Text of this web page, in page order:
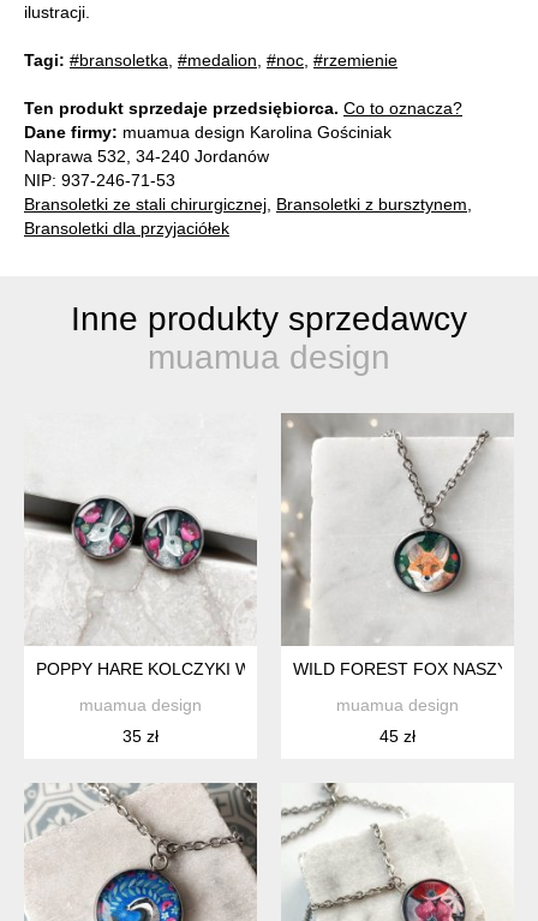
ilustracji.
Tagi: #bransoletka #medalion #noc #rzemienie
Ten produkt sprzedaje przedsiębiorca. Co to oznacza?
Dane firmy: muamua design Karolina Gościniak
Naprawa 532, 34-240 Jordanów
NIP: 937-246-71-53
Bransoletki ze stali chirurgicznej Bransoletki z bursztynem
Bransoletki dla przyjaciółek
Inne produkty sprzedawcy
muamua design
POPPY HARE KOLCZYKI WKRĘTKI NA WIECZOROWĄ
muamua design
35 zł
WILD FOREST FOX
muamua design
45 zł